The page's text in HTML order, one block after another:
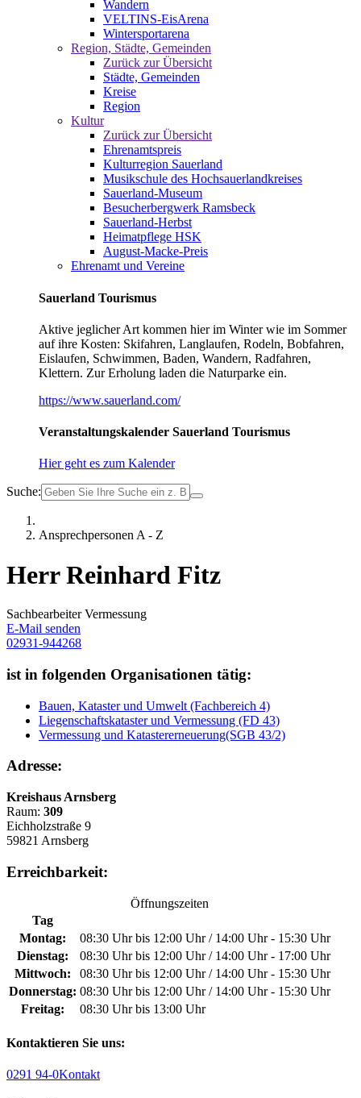
Wandern
VELTINS-EisArena
Wintersportarena
Region, Städte, Gemeinden
Zurück zur Übersicht
Städte, Gemeinden
Kreise
Region
Kultur
Zurück zur Übersicht
Ehrenamtspreis
Kulturregion Sauerland
Musikschule des Hochsauerlandkreises
Sauerland-Museum
Besucherbergwerk Ramsbeck
Sauerland-Herbst
Heimatpflege HSK
August-Macke-Preis
Ehrenamt und Vereine
Sauerland Tourismus
Aktive jeglicher Art kommen hier im Winter wie im Sommer
auf ihre Kosten: Skifahren, Langlaufen, Rodeln, Bobfahren,
Eislaufen, Schwimmen, Baden, Wandern, Radfahren,
Klettern. Zur Erholung laden die Naturparke ein.
https://www.sauerland.com/
Veranstaltungskalender Sauerland Tourismus
Hier geht es zum Kalender
Suche:
Ansprechpersonen A - Z
Herr Reinhard Fitz
Sachbearbeiter Vermessung
E-Mail senden
02931-944268
ist in folgenden Organisationen tätig:
Bauen, Kataster und Umwelt (Fachbereich 4)
Liegenschaftskataster und Vermessung (FD 43)
Vermessung und Katastererneuerung(SGB 43/2)
Adresse:
Kreishaus Arnsberg
Raum: 309
Eichholzstraße 9
59821 Arnsberg
Erreichbarkeit:
Öffnungszeiten
Tag
Montag:
08:30 Uhr bis 12:00 Uhr / 14:00 Uhr - 15:30 Uhr
Dienstag:
08:30 Uhr bis 12:00 Uhr / 14:00 Uhr - 17:00 Uhr
Mittwoch:
08:30 Uhr bis 12:00 Uhr / 14:00 Uhr - 15:30 Uhr
Donnerstag: 08:30 Uhr bis 12:00 Uhr / 14:00 Uhr - 15:30 Uhr
Freitag:
08:30 Uhr bis 13:00 Uhr
Kontaktieren Sie uns:
0291 94-0Kontakt